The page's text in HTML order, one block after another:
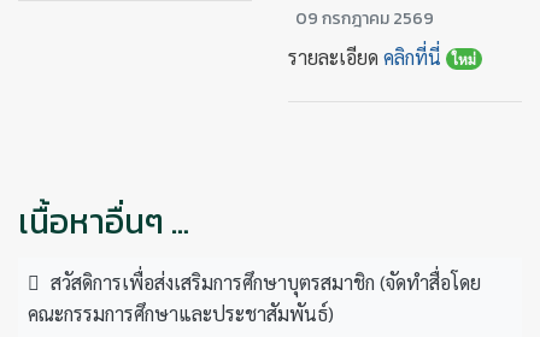
09 กรกฎาคม 2569
รายละเอียด คลิกที่นี่ ใหม่
เนื้อหาอื่นๆ …
สวัสดิการเพื่อส่งเสริมการศึกษาบุตรสมาชิก (จัดทำสื่อโดย
คณะกรรมการศึกษาและประชาสัมพันธ์)